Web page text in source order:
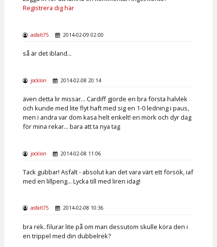
Registrera dig här
asfalt75 2014-02-09 02:00
så är det ibland...
jocklon 2014-02-08 20:14
även detta lir missar... Cardiff gjorde en bra första halvlek
och kunde med lite flyt haft med sig en 1-0 ledning i paus,
men i andra var dom kasa helt enkelt! en mörk och dyr dag
för mina rekar... bara att ta nya tag
jocklon 2014-02-08 11:06
Tack gubbar! Asfalt - absolut kan det vara värt ett försök, iaf
med en lillpeng... Lycka till med liren idag!
asfalt75 2014-02-08 10:36
bra rek..filurar lite på om man dessutom skulle köra den i
en trippel med din dubbelrek?